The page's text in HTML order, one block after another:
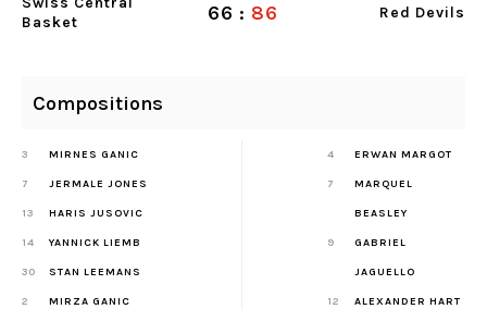
Basket
66 : 86 Red Devils
Compositions
3 MIRNES GANIC
7 JERMALE JONES
13 HARIS JUSOVIC
14 YANNICK LIEMB
30 STAN LEEMANS
2 MIRZA GANIC
4 ERWAN MARGOT
7 MARQUEL
BEASLEY
9 GABRIEL
JAGUELLO
12 ALEXANDER HART